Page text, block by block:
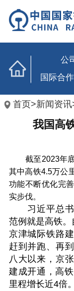
公
国际合作
首页>新闻资讯
我国高
截至2023年底
其中高铁4.5万公
功能不断优化完
实步伐。
习近平总书
范例就是高铁
京津城际铁路
赶到并跑、再
八大以来，京
建成开通，高
里程增长近4倍